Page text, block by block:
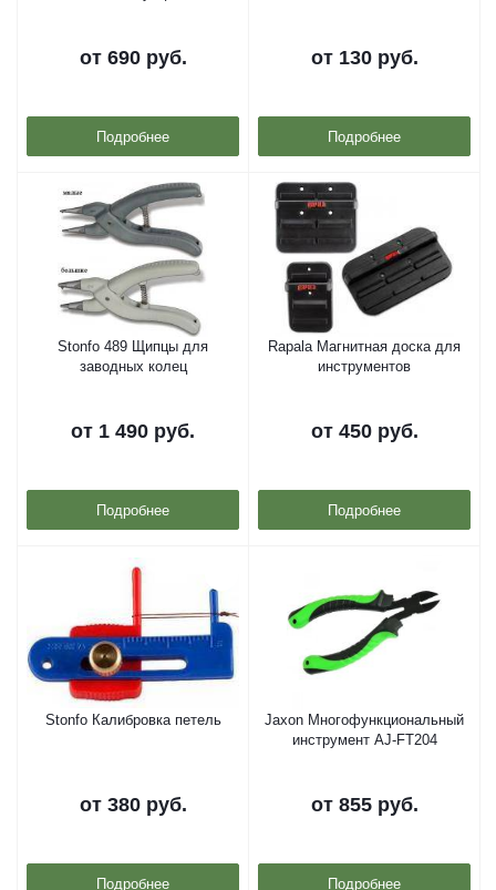
от 690 руб.
Подробнее
от 130 руб.
Подробнее
Stonfo 489 Щипцы для
заводных колец
от 1 490 руб.
Подробнее
Rapala Магнитная доска для
инструментов
от 450 руб.
Подробнее
Stonfo Калибровка петель
от 380 руб.
Подробнее
Jaxon Многофункциональный
инструмент AJ-FT204
от 855 руб.
Подробнее